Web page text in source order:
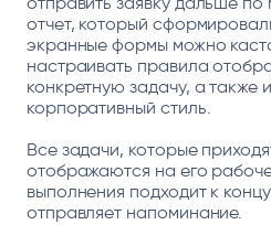
отчет, который
экранные формы можно
настраивать правила
конкретную задачу, а также
корпоративный стиль.
Все задачи, которые
отображаются на его
выполнения подходит к
отправляет напоминание.